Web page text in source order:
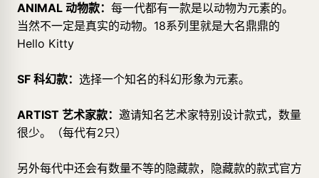
ANIMAL 动物款： 每一代都有一款是以动物为元素的。
当然不一定是真实的动物。18系列里就是大名鼎鼎的
Hello Kitty
SF 科幻款： 选择一个知名的科幻形象为元素。
ARTIST 艺术家款： 邀请知名艺术家特别设计款式，数量
很少。（每代有2只）
另外每代中还会有数量不等的隐藏款，隐藏款的款式官方